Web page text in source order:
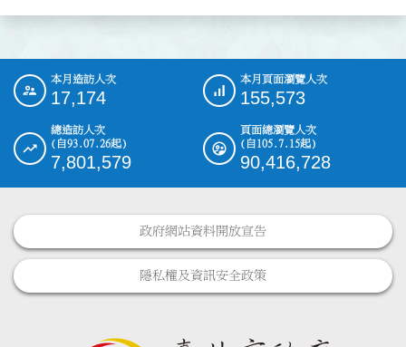
::: 本月造訪人次
17,174
本月頁面瀏覽人次
155,573
總造訪人次
(自93.07.26起)
7,801,579
頁面總瀏覽人次
(自105.7.15起)
90,416,728
政府網站資料開放宣告
隱私權及資訊安全政策